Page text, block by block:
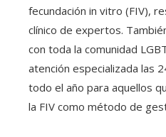
fecundación in vitro (FIV),
clínico de expertos.
con toda la comunidad
atención especializada las
todo el año para aquellos
la FIV como método de